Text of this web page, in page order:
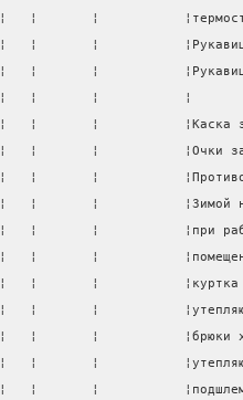
¦   ¦       ¦
¦   ¦       ¦           ¦Рукавицы
¦   ¦       ¦           ¦Рукавицы
¦   ¦       ¦           ¦
¦   ¦       ¦           ¦Каска
¦   ¦       ¦           ¦Очки
¦   ¦       ¦
¦   ¦       ¦           ¦Зимой
¦   ¦       ¦           ¦при
¦   ¦       ¦
¦   ¦       ¦           ¦куртка
¦   ¦       ¦
¦   ¦       ¦           ¦брюки
¦   ¦       ¦
¦   ¦       ¦